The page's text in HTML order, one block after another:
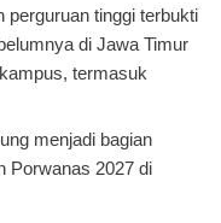
perguruan tinggi terbukti
di Jawa Timur
termasuk
menjadi bagian
Porwanas 2027 di